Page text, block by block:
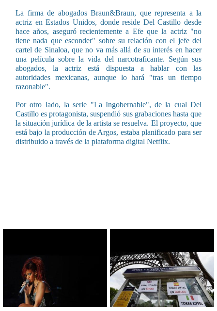
La firma de abogados Braun&Braun, que representa a la
actriz en Estados Unidos, donde reside Del Castillo desde
hace años, aseguró recientemente a Efe que la actriz "no
tiene nada que esconder" sobre su relación con el jefe del
cartel de Sinaloa, que no va más allá de su interés en hacer
una película sobre la vida del narcotraficante. Según sus
abogados, la actriz está dispuesta a hablar con las
autoridades mexicanas, aunque lo hará "tras un tiempo
razonable".
Por otro lado, la serie "La Ingobernable", de la cual Del
Castillo es protagonista, suspendió sus grabaciones hasta que
la situación jurídica de la artista se resuelva. El proyecto, que
está bajo la producción de Argos, estaba planificado para ser
distribuido a través de la plataforma digital Netflix.